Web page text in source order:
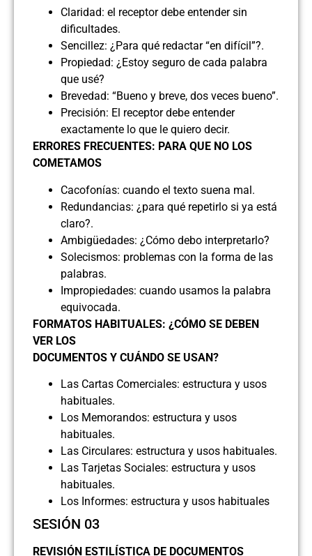
Claridad: el receptor debe entender sin
dificultades.
Sencillez: ¿Para qué redactar “en difícil”?.
Propiedad: ¿Estoy seguro de cada palabra
que usé?
Brevedad: “Bueno y breve, dos veces bueno”.
Precisión: El receptor debe entender
exactamente lo que le quiero decir.
ERRORES FRECUENTES: PARA QUE NO LOS
COMETAMOS
Cacofonías: cuando el texto suena mal.
Redundancias: ¿para qué repetirlo si ya está
claro?.
Ambigüedades: ¿Cómo debo interpretarlo?
Solecismos: problemas con la forma de las
palabras.
Impropiedades: cuando usamos la palabra
equivocada.
FORMATOS HABITUALES: ¿CÓMO SE DEBEN
VER LOS
DOCUMENTOS Y CUÁNDO SE USAN?
Las Cartas Comerciales: estructura y usos
habituales.
Los Memorandos: estructura y usos
habituales.
Las Circulares: estructura y usos habituales.
Las Tarjetas Sociales: estructura y usos
habituales.
Los Informes: estructura y usos habituales
SESIÓN 03
REVISIÓN ESTILÍSTICA DE DOCUMENTOS